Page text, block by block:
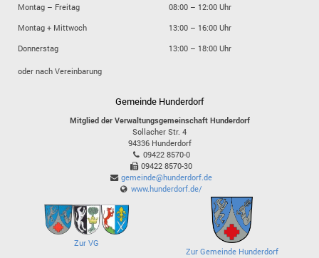
Montag – Freitag
08:00 – 12:00 Uhr
Montag + Mittwoch
13:00 – 16:00 Uhr
Donnerstag
13:00 – 18:00 Uhr
oder nach Vereinbarung
Gemeinde Hunderdorf
Mitglied der Verwaltungsgemeinschaft Hunderdorf
Sollacher Str. 4
94336 Hunderdorf
09422 8570-0
09422 8570-30
gemeinde@hunderdorf.de
www.hunderdorf.de/
Zur VG
Zur Gemeinde Hunderdorf